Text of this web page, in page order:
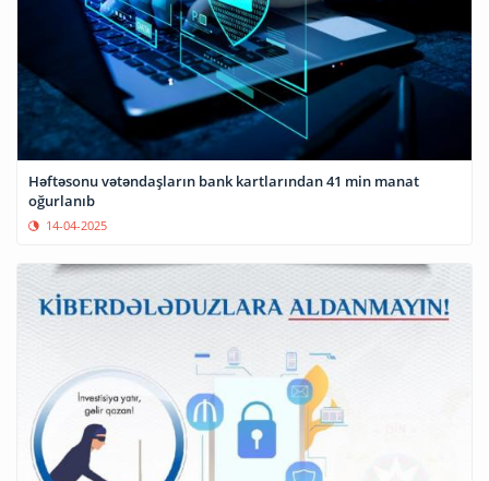
Həftəsonu vətəndaşların bank kartlarından 41 min manat
oğurlanıb
14-04-2025